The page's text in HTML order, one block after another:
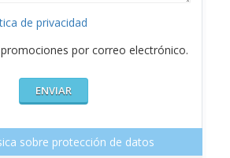
de privacidad
por correo electrónico.
sobre protección de datos